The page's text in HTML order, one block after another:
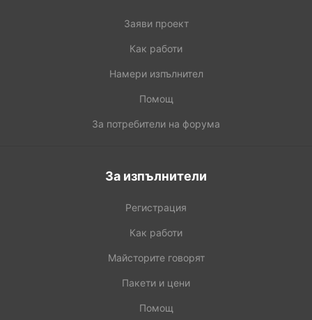
Заяви проект
Как работи
Намери изпълнител
Помощ
За потребители на форума
За изпълнители
Регистрация
Как работи
Майсторите говорят
Пакети и цени
Помощ